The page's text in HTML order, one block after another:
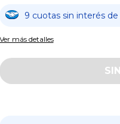
9 cuotas sin interés de
Ver más detalles